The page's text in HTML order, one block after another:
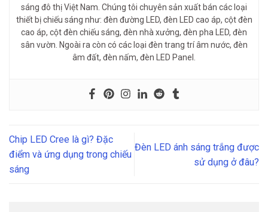
sáng đô thị Việt Nam. Chúng tôi chuyên sản xuất bán các loại
thiết bị chiếu sáng như: đèn đường LED, đèn LED cao áp, cột đèn
cao áp, cột đèn chiếu sáng, đèn nhà xưởng, đèn pha LED, đèn
sân vườn. Ngoài ra còn có các loại đèn trang trí âm nước, đèn
âm đất, đèn nấm, đèn LED Panel.
Chip LED Cree là gì? Đặc
điểm và ứng dụng trong chiếu
sáng
Đèn LED ánh sáng trắng được
sử dụng ở đâu?